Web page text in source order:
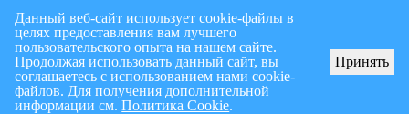
Перспективный план работ на I полугодие 2026 г.
Данный веб-сайт использует cookie-файлы в
целях предоставления вам лучшего
пользовательского опыта на нашем сайте.
Продолжая использовать данный сайт, вы
соглашаетесь с использованием нами cookie-
файлов. Для получения дополнительной
информации см.Политика Cookie.
Принять